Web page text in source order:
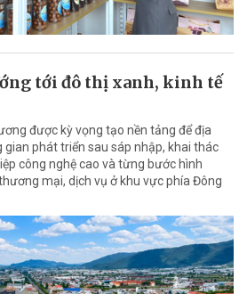
tới đô thị xanh, kinh tế
được kỳ vọng tạo nền tảng để địa
phát triển sau sáp nhập, khai thác
công nghệ cao và từng bước hình
mại, dịch vụ ở khu vực phía Đông